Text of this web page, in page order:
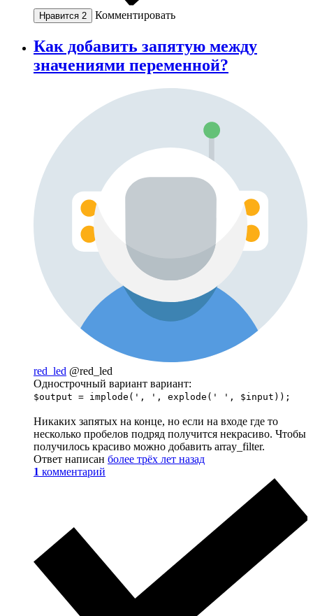
Нравится 2 Комментировать
Как добавить запятую между
значениями переменной?
red_led @red_led
Однострочный вариант вариант:
$output = implode(', ', explode(' ', $input));
Никаких запятых на конце, но если на входе где то
несколько пробелов подряд получится некрасиво. Чтобы
получилось красиво можно добавить array_filter.
Ответ написан более трёх лет назад
1 комментарий